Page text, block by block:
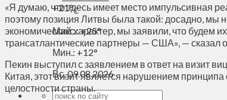
+21°C
Макс.:+25°
Мин.: +12°
Вс, 09.08.2026
«Я думаю, что здесь имеет место импульсивная
поэтому позиция Литвы была такой: досадно, мы
экономический характер, мы заявили, что будем
трансатлантические партнеры — США», — сказал
Пекин выступил с заявлением в ответ на визит
Китая, этот визит является нарушением
целостности страны.